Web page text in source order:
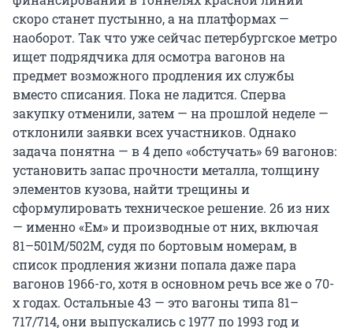
скоро станет пустынно, а на платформах —
наоборот. Так что уже сейчас петербургское метро
ищет подрядчика для осмотра вагонов на
предмет возможного продления их службы
вместо списания. Пока не ладится. Сперва
закупку отменили, затем — на прошлой неделе —
отклонили заявки всех участников. Однако
задача понятна — в 4 депо «обстучать» 69 вагонов:
установить запас прочности металла, толщину
элементов кузова, найти трещины и
сформулировать техническое решение. 26 из них
— именно «Ем» и производные от них, включая
81–501М/502М, судя по бортовым номерам, в
список продления жизни попала даже пара
вагонов 1966-го, хотя в основном речь все же о 70-
х годах. Остальные 43 — это вагоны типа 81–
717/714, они выпускались с 1977 по 1993 год и